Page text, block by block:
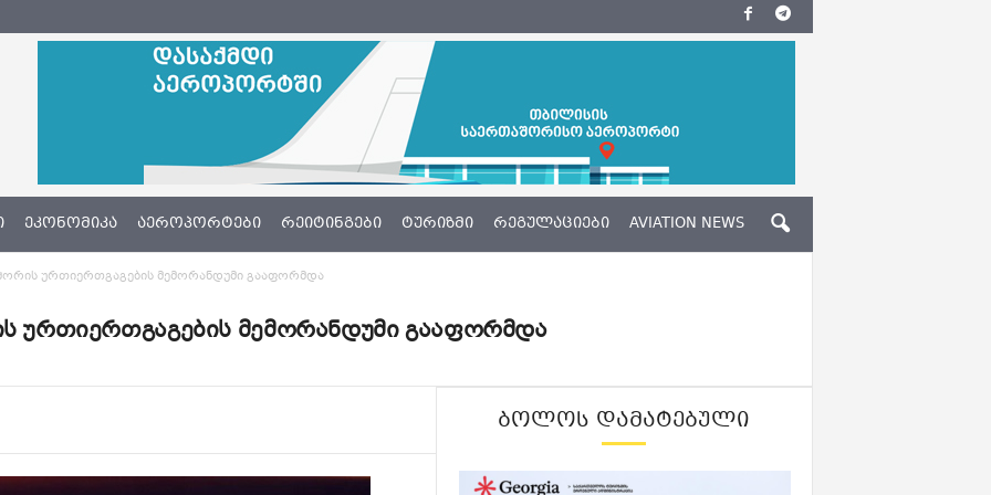
ᲔᲙᲝᲜᲝᲛᲘᲙᲐ ᲐᲔᲠᲝᲞᲝᲠᲢᲔᲑᲘ ᲠᲔᲘᲢᲘᲜᲒᲔᲑᲘ ᲢᲣᲠᲘᲖᲛᲘ ᲠᲔᲒᲣᲚᲐᲪᲘᲔᲑᲘ AVIATION NEWS
შორის ურთიერთგაგების მემორანდუმი გააფორმდა
ურთიერთგაგების მემორანდუმი გააფორმდა
ᲑᲝᲚᲝᲡ ᲓᲐᲛᲐᲢᲔᲑᲣᲚᲘ